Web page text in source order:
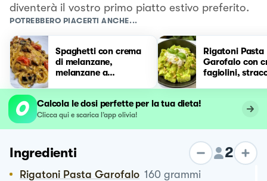
diventerà il vostro primo piatto estivo preferito.
POTREBBERO PIACERTI ANCHE...
Spaghetti con crema
di melanzane,
melanzane a
Rigatoni Pasta
Garofalo con
fagiolini,
Calcola le dosi perfette per la tua dieta!
Clicca qui e scarica l’app olivia!
Ingredienti 2
Rigatoni Pasta Garofalo 160 grammi